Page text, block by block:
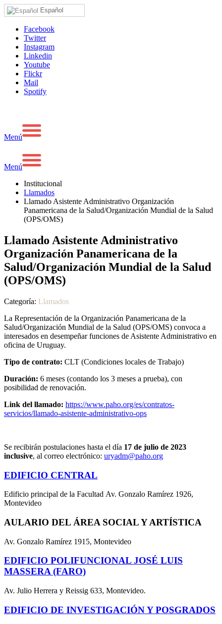
Español
Facebook
Twitter
Instagram
Linkedin
Youtube
Flickr
Mail
Spotify
Menú
Menú
Institucional
Llamados
Llamado Asistente Administrativo Organización
Panamericana de la Salud/Organización Mundial de la Salud
(OPS/OMS)
Llamado Asistente Administrativo
Organización Panamericana de la
Salud/Organización Mundial de la Salud
(OPS/OMS)
Categoría: Llamados
La Representación de la Organización Panamericana de la
Salud/Organización Mundial de la Salud (OPS/OMS) convoca a
interesados en desempeñar funciones de Asistente Administrativo en
oficina de Uruguay.
Tipo de contrato: CLT (Condiciones locales de Trabajo)
Duración: 6 meses (contando los 3 meses a prueba), con
posibilidad de renovación.
Link del llamado: https://www.paho.org/es/contratos-
servicios/llamado-asistente-administrativo-ops
Se recibirán postulaciones hasta el día 17 de julio de 2023
inclusive, al correo electrónico: uryadm@paho.org
EDIFICIO CENTRAL
Edificio principal de la Facultad Av. Gonzalo Ramírez 1926,
Montevideo
AULARIO DEL ÁREA SOCIAL Y ARTÍSTICA
Av. Gonzalo Ramírez 1915, Montevideo
EDIFICIO POLIFUNCIONAL JOSÉ LUIS
MASSERA (FARO)
Av. Julio Herrera y Reissig 633, Montevideo.
EDIFICIO DE INVESTIGACIÓN Y POSGRADOS